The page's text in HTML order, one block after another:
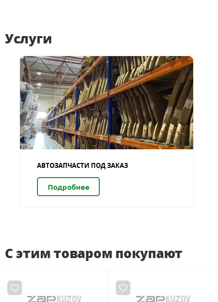
Услуги
АВТОЗАПЧАСТИ ПОД ЗАКАЗ
Подробнее
С этим товаром покупают